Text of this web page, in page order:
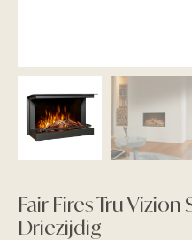
Fair Fires Tru
Driezijdig